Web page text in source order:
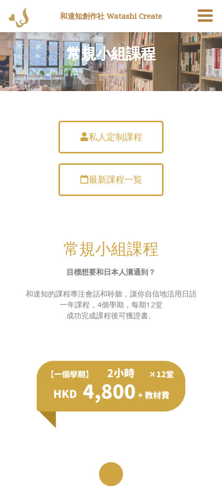
常規小組課程
私人定制課程
最新課程一覧
常規小組課程
目標想要和日本人溝通到？
和達知的課程專注會話和聆聽，讓你自信地活用日語
一年課程，4個學期，每期12堂
成功完成課程後可獲證書。
和達知創作社 Watashi Create